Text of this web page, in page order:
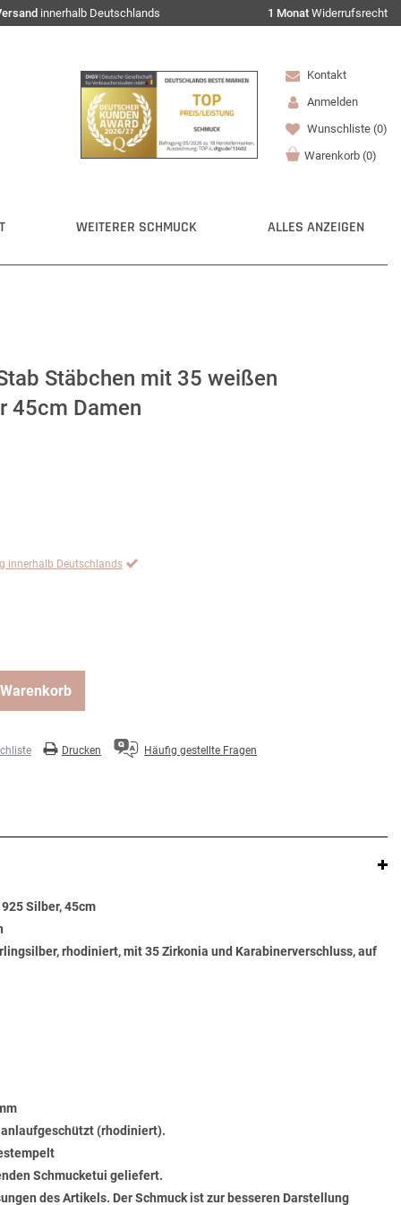
innerhalb Deutschlands 1 Monat Widerrufsrecht
Kontakt
Anmelden
Wunschliste (0)
Warenkorb (0)
WEITERER SCHMUCK ALLES ANZEIGEN
Stäbchen mit 35 weißen
45cm Damen
innerhalb Deutschlands
Drucken Häufig gestellte Fragen
Silber, 45cm
rhodiniert, mit 35 Zirkonia und Karabinerverschluss, auf
(rhodiniert).
Schmucketui geliefert.
des Artikels. Der Schmuck ist zur besseren Darstellung